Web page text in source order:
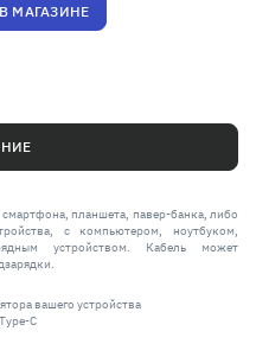
МАГАЗИНЕ
планшета, павер-банка, либо
с компьютером, ноутбуком,
устройством. Кабель может
вашего устройства
C